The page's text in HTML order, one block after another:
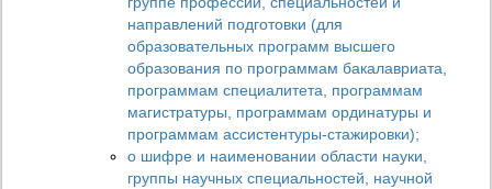
направлений подготовки (для
образовательных программ высшего
образования по программам бакалавриата,
программам специалитета, программам
магистратуры, программам ординатуры и
программам ассистентуры-стажировки);
о шифре и наименовании области науки,
группы научных специальностей, научной